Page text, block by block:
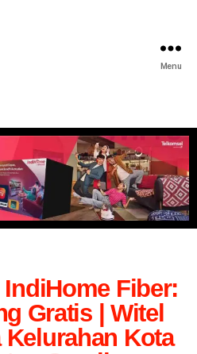
Menu
Fiber:
Gratis | Witel
Kelurahan Kota